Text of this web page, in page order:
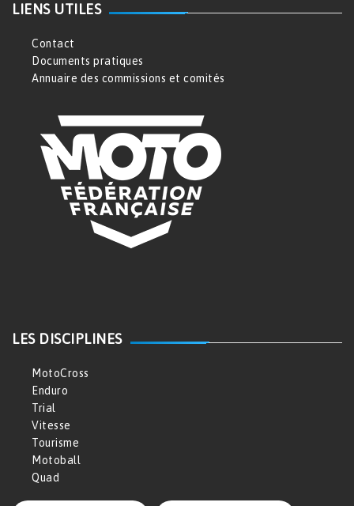
LIENS UTILES
Contact
Documents pratiques
Annuaire des commissions et comités
LES DISCIPLINES
MotoCross
Enduro
Trial
Vitesse
Tourisme
Motoball
Quad